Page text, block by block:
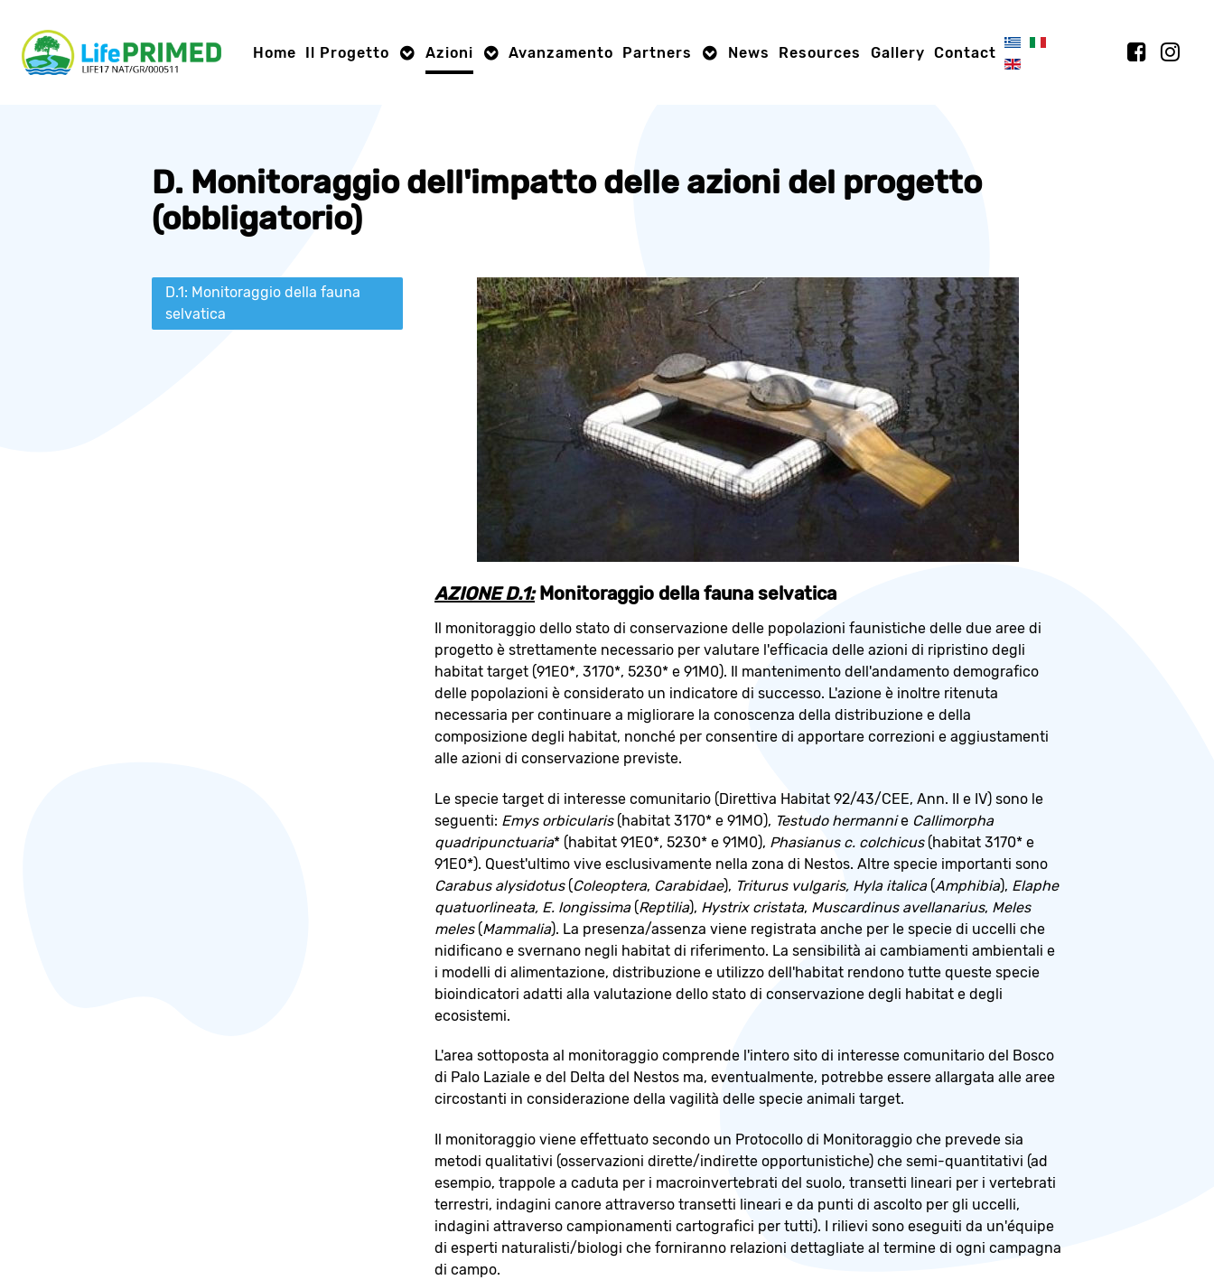
Home Il Progetto Azioni Avanzamento Partners News Resources Gallery Contact
D. Monitoraggio dell'impatto delle azioni del progetto
(obbligatorio)
D.1: Monitoraggio della fauna
selvatica
AZIONE D.1: Monitoraggio della fauna selvatica
Il monitoraggio dello stato di conservazione delle popolazioni faunistiche delle due aree di
progetto è strettamente necessario per valutare l'efficacia delle azioni di ripristino degli
habitat target (91E0*, 3170*, 5230* e 91M0). Il mantenimento dell'andamento demografico
delle popolazioni è considerato un indicatore di successo. L'azione è inoltre ritenuta
necessaria per continuare a migliorare la conoscenza della distribuzione e della
composizione degli habitat, nonché per consentire di apportare correzioni e aggiustamenti
alle azioni di conservazione previste.
Le specie target di interesse comunitario (Direttiva Habitat 92/43/CEE, Ann. II e IV) sono le
seguenti: Emys orbicularis(habitat 3170* e 91MO), Testudo hermannie Callimorpha
quadripunctuaria* (habitat 91E0*, 5230* e 91M0), Phasianus c. colchicus (habitat 3170* e
91E0*). Quest'ultimo vive esclusivamente nella zona di Nestos. Altre specie importanti sono
Carabus alysidotus(Coleoptera, Carabidae), Triturus vulgaris, Hyla italica(Amphibia), Elaphe
quatuorlineata, E. longissima(Reptilia), Hystrix cristata, Muscardinus avellanarius, Meles
meles(Mammalia). La presenza/assenza viene registrata anche per le specie di uccelli che
nidificano e svernano negli habitat di riferimento. La sensibilità ai cambiamenti ambientali e
i modelli di alimentazione, distribuzione e utilizzo dell'habitat rendono tutte queste specie
bioindicatori adatti alla valutazione dello stato di conservazione degli habitat e degli
ecosistemi.
L'area sottoposta al monitoraggio comprende l'intero sito di interesse comunitario del Bosco
di Palo Laziale e del Delta del Nestos ma, eventualmente, potrebbe essere allargata alle aree
circostanti in considerazione della vagilità delle specie animali target.
Il monitoraggio viene effettuato secondo un Protocollo di Monitoraggio che prevede sia
metodi qualitativi (osservazioni dirette/indirette opportunistiche) che semi-quantitativi (ad
esempio, trappole a caduta per i macroinvertebrati del suolo, transetti lineari per i vertebrati
terrestri, indagini canore attraverso transetti lineari e da punti di ascolto per gli uccelli,
indagini attraverso campionamenti cartografici per tutti). I rilievi sono eseguiti da un'équipe
di esperti naturalisti/biologi che forniranno relazioni dettagliate al termine di ogni campagna
di campo.